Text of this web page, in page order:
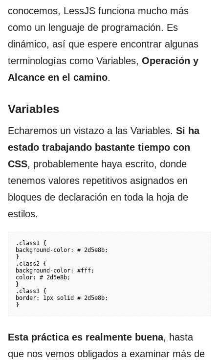
conocemos, LessJS funciona mucho más
como un lenguaje de programación. Es
dinámico, así que espere encontrar algunas
terminologías como Variables, Operación y
Alcance en el camino.
Variables
Echaremos un vistazo a las Variables. Si ha
estado trabajando bastante tiempo con
CSS, probablemente haya escrito, donde
tenemos valores repetitivos asignados en
bloques de declaración en toda la hoja de
estilos.
.class1 {
background-color: # 2d5e8b;
}
.class2 {
background-color: #fff;
color: # 2d5e8b;
}
.class3 {
border: 1px solid # 2d5e8b;
}
Esta práctica es realmente buena, hasta
que nos vemos obligados a examinar más de